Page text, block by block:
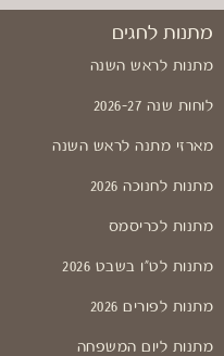
מתנות לחגים
מתנות לראש השנה
לוחות שנה 2026-27
מארזי מתנה לראש השנה
מתנות לחנוכה 2026
מתנות לכריסמס
מתנות לט"ו בשבט 2026
מתנות לפורים 2026
מתנות ליום המשפחה